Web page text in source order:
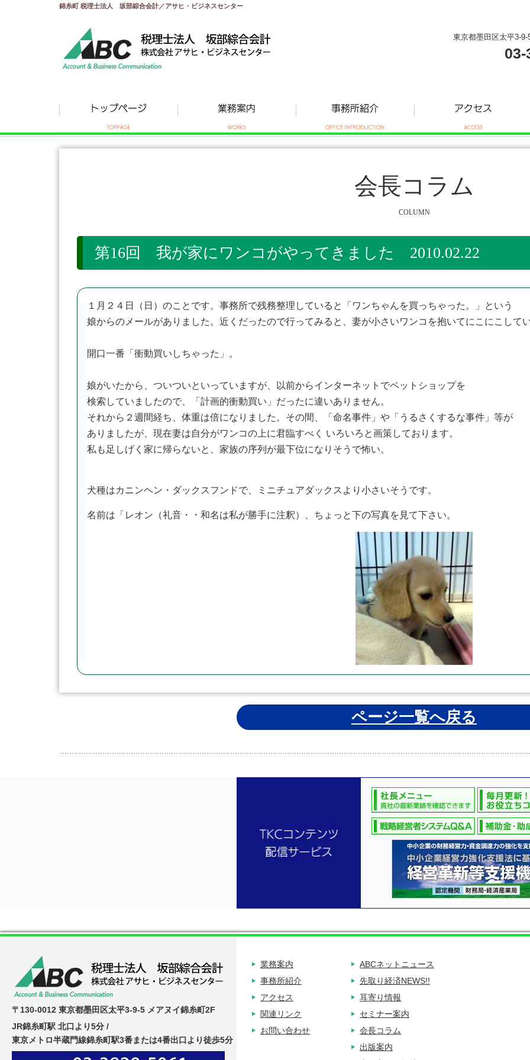
錦糸町 税理士法人 坂部綜合会計／アサヒ・ビジネスセンター
東京都墨田区太平3-
03-
会長コラム
COLUMN
第16回 我が家にワンコがやってきました 2010.02.22
１月２４日（日）のことです。事務所で残務整理していると「ワンちゃんを買っちゃった。」という
娘からのメールがありました。近くだったので行ってみると、妻が小さいワンコを抱いてにこにこして
開口一番「衝動買いしちゃった」。
娘がいたから、ついついといっていますが、以前からインターネットでペットショップを
検索していましたので、「計画的衝動買い」だったに違いありません。
それから２週間経ち、体重は倍になりました。その間、「命名事件」や「うるさくするな事件」等が
ありましたが、現在妻は自分がワンコの上に君臨すべく いろいろと画策しております。
私も足しげく家に帰らないと、家族の序列が最下位になりそうで怖い。
犬種はカニンヘン・ダックスフンドで、ミニチュアダックスより小さいそうです。
名前は「レオン（礼音・・和名は私が勝手に注釈）、ちょっと下の写真を見て下さい。
ページ一覧へ戻る
〒130-0012 東京都墨田区太平3-9-5 メアヌイ錦糸町2F
JR錦糸町駅 北口より5分 /
東京メトロ半蔵門線錦糸町駅3番または4番出口より徒歩5分
業務案内
事務所紹介
アクセス
関連リンク
お問い合わせ
ABCネットニュース
先取り経済NEWS!!
耳寄り情報
セミナー案内
会長コラム
出版案内